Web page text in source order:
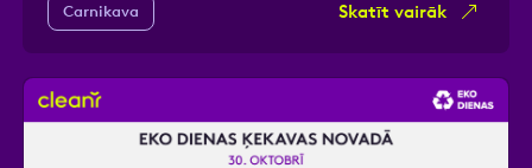
Carnikava Skatīt vairāk